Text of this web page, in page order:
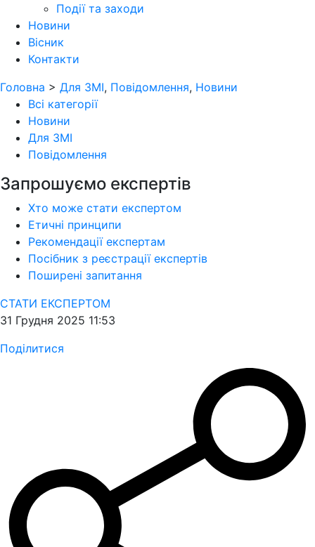
Події та заходи
Новини
Вісник
Контакти
Головна > Для ЗМІ, Повідомлення, Новини
Всі категорії
Новини
Для ЗМІ
Повідомлення
Запрошуємо експертів
Хто може стати експертом
Етичні принципи
Рекомендації експертам
Посібник з реєстрації експертів
Поширені запитання
СТАТИ ЕКСПЕРТОМ
31 Грудня 2025 11:53
Поділитися